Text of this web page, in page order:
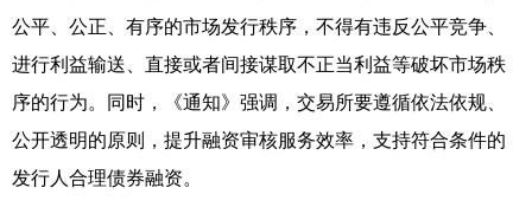
公平、公正、有序的市场发行秩序，不得有违反公平竞争、
进行利益输送、直接或者间接谋取不正当利益等破坏市场秩
序的行为。同时，《通知》强调，交易所要遵循依法依规、
公开透明的原则，提升融资审核服务效率，支持符合条件的
发行人合理债券融资。